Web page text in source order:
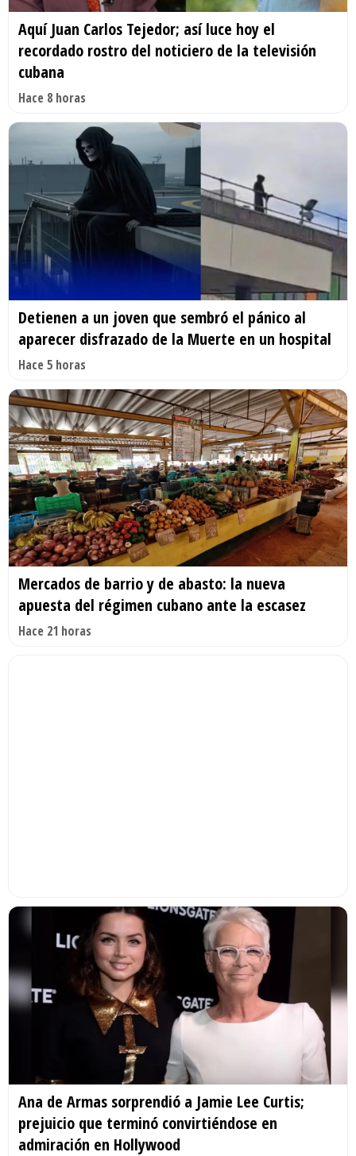
Aquí Juan Carlos Tejedor; así luce hoy el
recordado rostro del noticiero de la televisión
cubana
Hace 8 horas
Detienen a un joven que sembró el pánico al
aparecer disfrazado de la Muerte en un hospital
Hace 5 horas
Mercados de barrio y de abasto: la nueva
apuesta del régimen cubano ante la escasez
Hace 21 horas
Ana de Armas sorprendió a Jamie Lee Curtis;
prejuicio que terminó convirtiéndose en
admiración en Hollywood